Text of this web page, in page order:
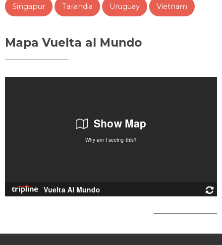
Singapur Tailandia Uruguay Vietnam
Mapa Vuelta al Mundo